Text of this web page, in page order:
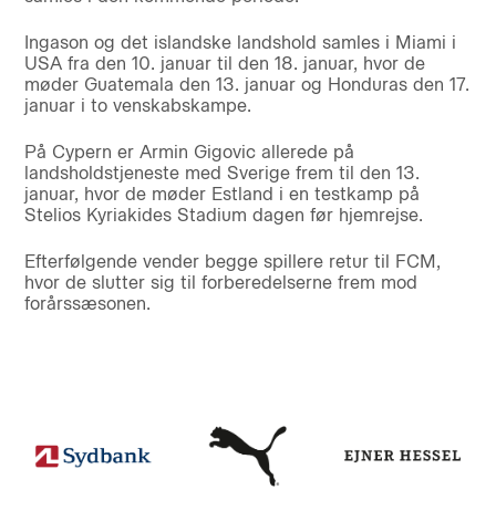
Ingason og det islandske landshold samles i Miami i
USA fra den 10. januar til den 18. januar, hvor de
møder Guatemala den 13. januar og Honduras den 17.
januar i to venskabskampe.
På Cypern er Armin Gigovic allerede på
landsholdstjeneste med Sverige frem til den 13.
januar, hvor de møder Estland i en testkamp på
Stelios Kyriakides Stadium dagen før hjemrejse.
Efterfølgende vender begge spillere retur til FCM,
hvor de slutter sig til forberedelserne frem mod
forårssæsonen.